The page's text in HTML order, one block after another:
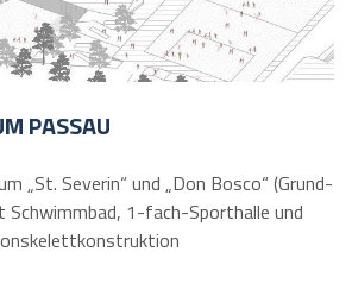
PASSAU
„St. Severin“ und „Don Bosco“ (Grund-
Schwimmbad, 1-fach-Sporthalle und